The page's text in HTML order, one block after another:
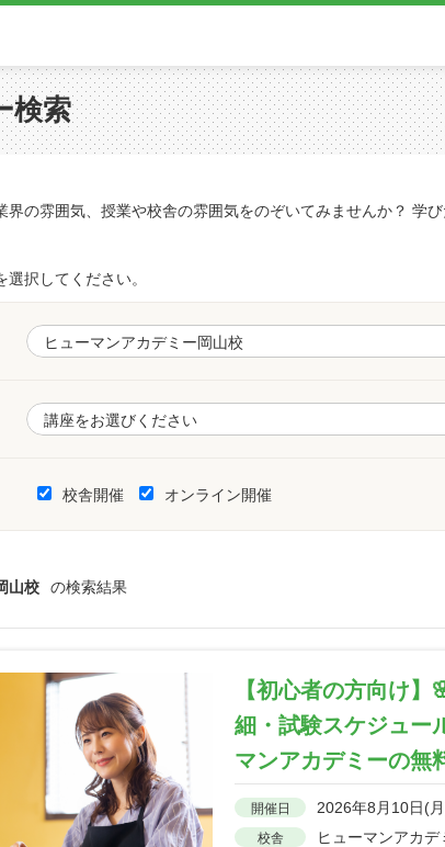
検索
界の雰囲気、授業や校舎の雰囲気をのぞいてみませんか？ 学
択してください。
校舎開催 オンライン開催
山校 の検索結果
【初心者の方向け
細・試験スケジュー
マンアカデミーの無
開催日 2026年8月10日(
校舎 ヒューマンアカデ